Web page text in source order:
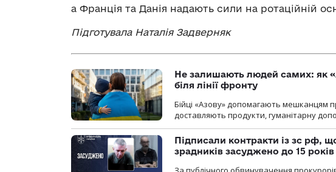
а Франція та Данія надають сили на ротаційній
Підготувала Наталія Задверняк
Не залишають людей самих: як
біля лінії фронту
Бійці «Азову» допомагають мешканцям
доставляють продукти, гуманітарну
Підписали контракти із зс рф,
зрадників засуджено до 15 років